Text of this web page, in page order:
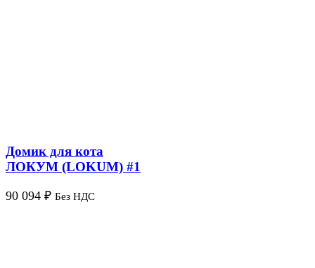
Домик для кота
ЛОКУМ (LOKUM) #1
90 094 ₽ Без НДС